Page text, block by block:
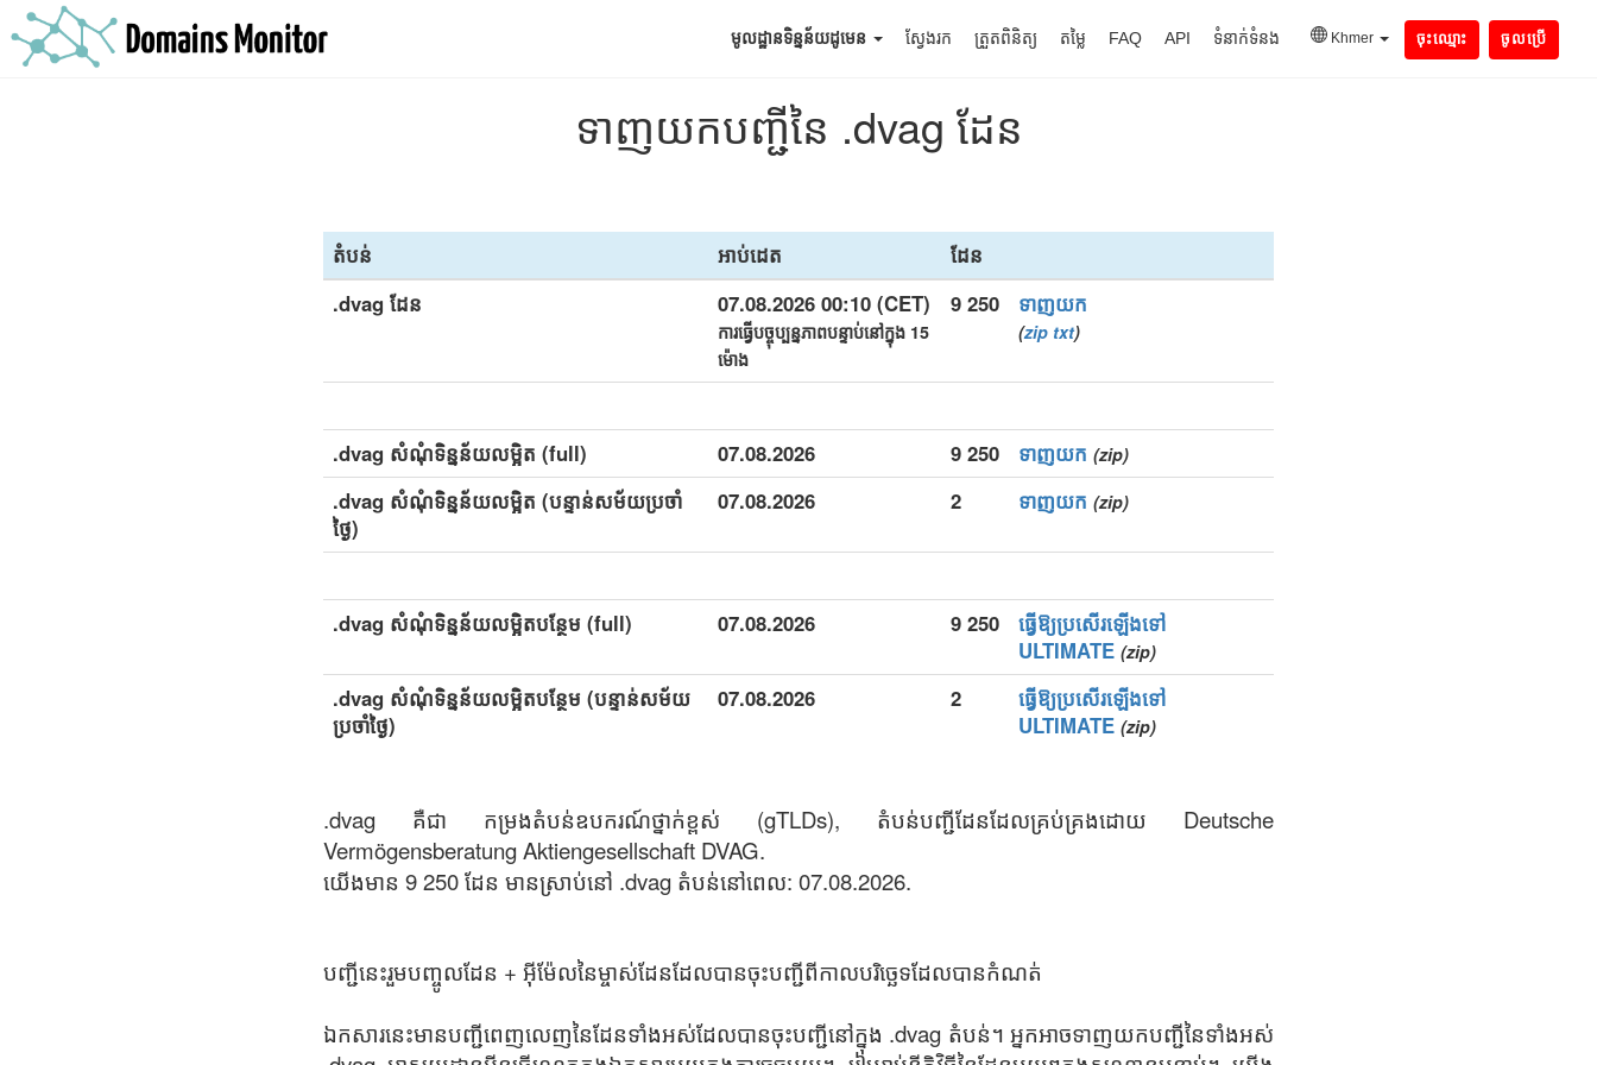
មូលដ្ឋានទិន្នន័យដូមេន ស្វែងរក ត្រួតពិនិត្យ តម្លៃ FAQ API ទំនាក់ទំនង Khmer ចុះឈ្មោះ ចូលប្រើ
ទាញយកបញ្ជីនៃ .dvag ដែន
តំបន់ អាប់ដេត
ដែន
.dvag ដែន
07.08.2026 00:10 (CET)
ការធ្វើបច្ចុប្បន្នភាពបន្ទាប់នៅក្នុង 15
ម៉ោង
9 250 ទាញយក
(zip txt)
.dvag សំណុំទិន្នន័យលម្អិត (full) 07.08.2026 9 250 ទាញយក (zip)
.dvag សំណុំទិន្នន័យលម្អិត (បន្ទាន់សម័យប្រចាំ
ថ្ងៃ)
07.08.2026 2 ទាញយក (zip)
.dvag សំណុំទិន្នន័យលម្អិតបន្ថែម (full) 07.08.2026 9 250
ធ្វើឱ្យប្រសើរឡើងទៅ
ULTIMATE (zip)
.dvag សំណុំទិន្នន័យលម្អិតបន្ថែម (បន្ទាន់សម័យ
ប្រចាំថ្ងៃ)
07.08.2026 2
ធ្វើឱ្យប្រសើរឡើងទៅ
ULTIMATE (zip)
.dvag គឺជា កម្រងតំបន់ឧបករណ៍ថ្នាក់ខ្ពស់ (gTLDs), តំបន់បញ្ជីដែនដែលគ្រប់គ្រងដោយ Deutsche
Vermögensberatung Aktiengesellschaft DVAG.
យើងមាន 9 250 ដែន មានស្រាប់នៅ .dvag តំបន់នៅពេល: 07.08.2026.
បញ្ជីនេះរួមបញ្ចូលដែន + អ៊ីម៉ែលនៃម្ចាស់ដែនដែលបានចុះបញ្ជីពីកាលបរិច្ឆេទដែលបានកំណត់
ឯកសារនេះមានបញ្ជីពេញលេញនៃដែនទាំងអស់ដែលបានចុះបញ្ជីនៅក្នុង .dvag តំបន់។ អ្នកអាចទាញយកបញ្ជីនៃទាំងអស់